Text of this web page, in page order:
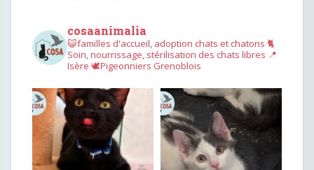
cosaanimalia
😺familles d'accueil, adoption chats et chatons 🐈
Soin, nourrissage, stérilisation des chats libres 📍
Isère 🕊︎Pigeonniers Grenoblois